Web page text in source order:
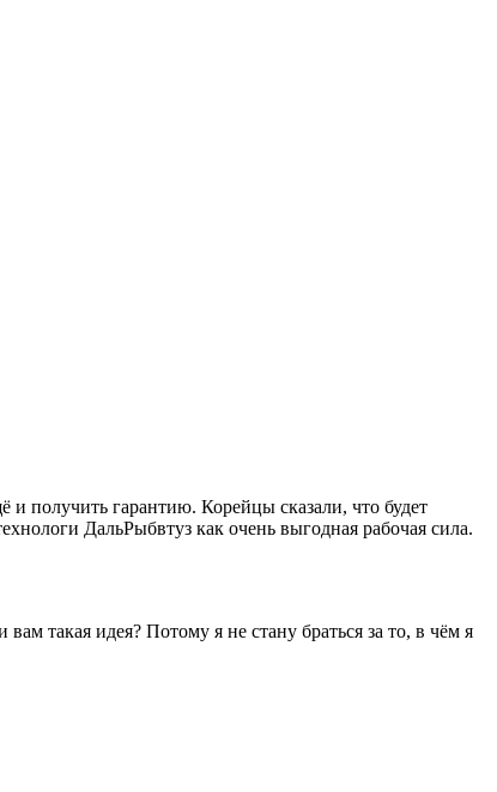
и получить гарантию. Корейцы сказали, что будет
ДальРыбвтуз как очень выгодная рабочая сила.
такая идея? Потому я не стану браться за то, в чём я